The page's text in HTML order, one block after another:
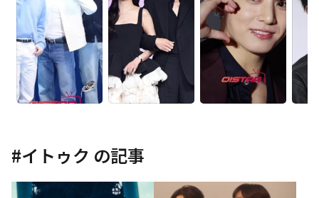
#イトゥク の記事